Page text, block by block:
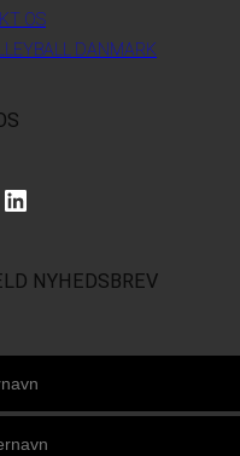
OS
DANMARK
LinkedIn
NYHEDSBREV